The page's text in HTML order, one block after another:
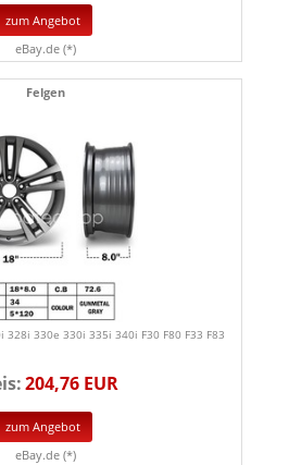
zum Angebot
eBay.de (*)
Felgen
328i 330e 330i 335i 340i F30 F80 F33 F83
204,76 EUR
zum Angebot
eBay.de (*)